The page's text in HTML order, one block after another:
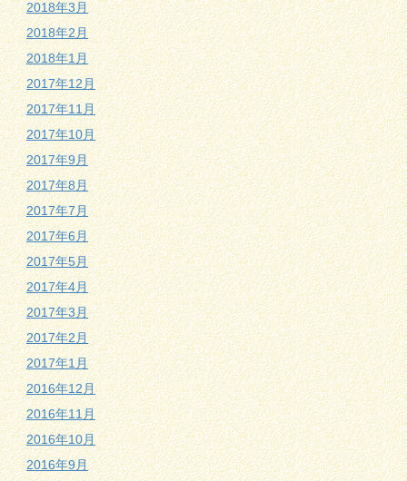
2018年3月
2018年2月
2018年1月
2017年12月
2017年11月
2017年10月
2017年9月
2017年8月
2017年7月
2017年6月
2017年5月
2017年4月
2017年3月
2017年2月
2017年1月
2016年12月
2016年11月
2016年10月
2016年9月